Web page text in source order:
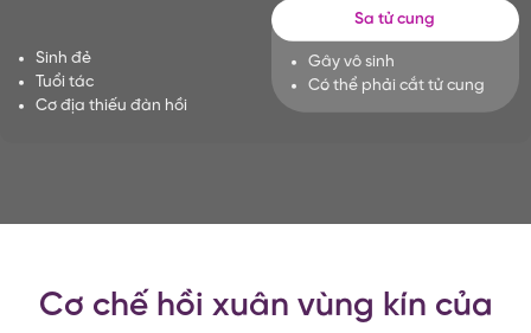
Sinh đẻ
Tuổi tác
Cơ địa thiếu đàn hồi
Sa tử cung
Gây vô sinh
Có thể phải cắt tử cung
Cơ chế hồi xuân vùng kín của